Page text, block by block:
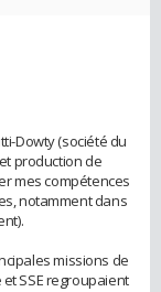
Dowty (société du
production de
mes compétences
notamment dans
missions de
SSE regroupaient